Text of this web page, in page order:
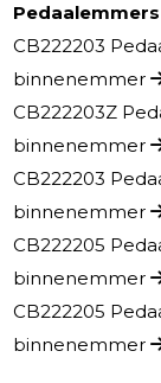
CB222203
binnenemmer
CB222203Z
binnenemmer
CB222203
binnenemmer
CB222205
binnenemmer
CB222205
binnenemmer